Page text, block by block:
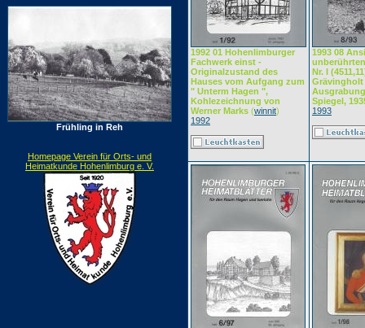
Frühling in Reh
Homepage Verein für Orts- und
Heimatkunde Hohenlimburg e. V.
1992 01 Hohenlimburger
Fachwerk einst -
Originalzustand des
Hauses vom Aufgang zum
" Unterm Hagen ",
Kohlezeichnung von
Werner Marks (winnit)
1992
1993 08
Nr. I
Grävingholt
Spiegel,
1993